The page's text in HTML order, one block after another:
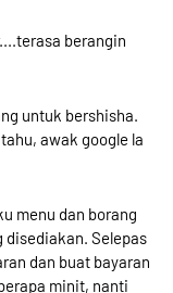
berangin
untuk bershisha.
awak google la
menu dan borang
disediakan. Selepas
dan buat bayaran
minit, nanti